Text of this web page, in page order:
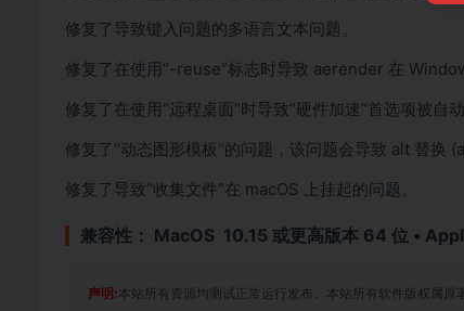
修复了导致键入问题的多语言文本问题。
修复了在使用“-reuse”标志时导致 aerender 在
修复了在使用“远程桌面”时导致“硬件加速”首选项被自
修复了“动态图形模板”的问题，该问题会导致 alt 替换
修复了导致“收集文件”在 macOS 上挂起的问题。
兼容性： MacOS 10.15 或更高版本 64 位 •
声明:本站所有资源均测试正常运行发布。本站所有软件版权属